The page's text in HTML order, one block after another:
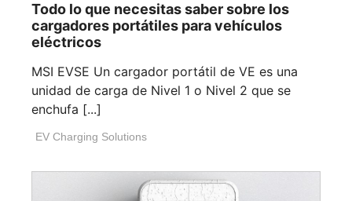
Todo lo que necesitas saber sobre los
cargadores portátiles para vehículos
eléctricos
MSI EVSE Un cargador portátil de VE es una
unidad de carga de Nivel 1 o Nivel 2 que se
enchufa [...]
EV Charging Solutions